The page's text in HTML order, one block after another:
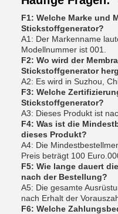
F1: Welche Marke und
Stickstoffgenerator?
A1: Der Markenname
Modellnummer ist 001.
F2: Wo wird der
Stickstoffgenerator
A2: Es wird in Suzhou,
F3: Welche
Stickstoffgenerator?
A3: Dieses Produkt ist
F4: Was ist die
dieses Produkt?
A4: Die
Preis beträgt 100
F5: Wie lange dauert
nach der Bestellung?
A5: Die gesamte
nach Erhalt der
F6: Welche